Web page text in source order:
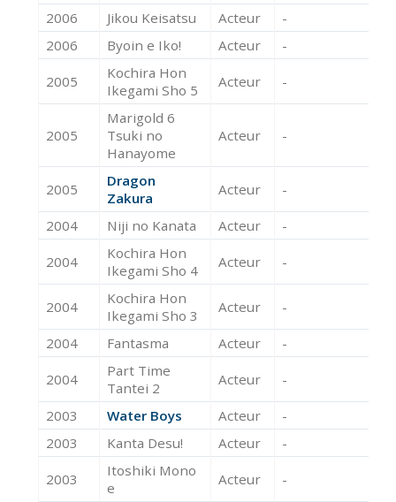
2006 Jikou Keisatsu Acteur
-
2006
Byoin e Iko! Acteur -
2005
Kochira Hon
Ikegami Sho 5
Acteur -
2005
Marigold 6
Tsuki no
Hanayome
Acteur -
2005
Dragon
Zakura
Acteur -
2004 Niji no Kanata Acteur -
2004
Kochira Hon
Ikegami Sho 4
Acteur -
2004
Kochira Hon
Ikegami Sho 3
Acteur -
2004 Fantasma Acteur -
2004
Part Time
Tantei 2
Acteur -
2003 Water Boys Acteur
-
2003
Kanta Desu! Acteur -
2003
Itoshiki Mono
e
Acteur -